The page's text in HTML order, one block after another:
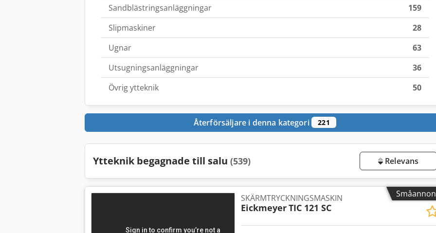
Sandblästringsanläggningar
159
Slipmaskiner
28
Ugnar
63
Utsugningsanläggningar
36
Övrig ytteknik
50
Återförsäljare i denna kategori 221
Ytteknik begagnade till salu (539) Relevans
SKÄRMTRYCKNINGSMASKIN
EickmeyerTIC 121 SC